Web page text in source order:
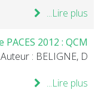
Lire plus...
2012 : QCM
Auteur : BELIGNE, D.
Lire plus...